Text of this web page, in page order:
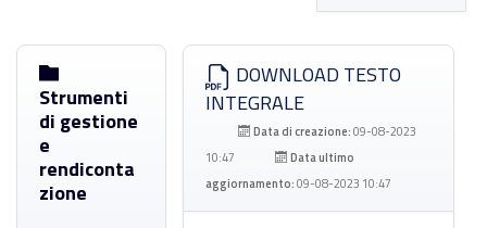
Strumenti
di gestione
e
rendiconta
zione
DOWNLOAD TESTO
INTEGRALE
Data di creazione:09-08-2023
10:47
Data ultimo
aggiornamento:09-08-2023 10:47